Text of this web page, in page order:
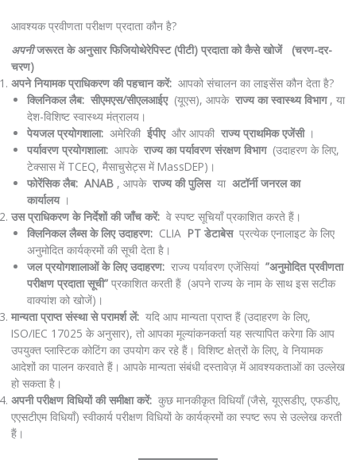
आवश्यक प्रवीणता परीक्षण प्रदाता कौन है?
अपनीजरूरत के अनुसार फिजियोथेरेपिस्ट (पीटी) प्रदाता को कैसे खोजें (चरण-दर-
चरण)
अपने नियामक प्राधिकरण की पहचान करें:आपको संचालन का लाइसेंस कौन देता है?
क्लिनिकल लैब: सीएमएस/सीएलआईए(यूएस), आपकेराज्य का स्वास्थ्य विभाग, या
देश-विशिष्ट स्वास्थ्य मंत्रालय।
पेयजल प्रयोगशाला: अमेरिकीईपीएऔर आपकीराज्य प्राथमिक एजेंसी।
पर्यावरण प्रयोगशाला: आपकेराज्य का पर्यावरण संरक्षण विभाग(उदाहरण के लिए,
टेक्सास में TCEQ, मैसाचुसेट्स में MassDEP)।
फोरेंसिक लैब: ANAB , आपकेराज्य की पुलिसयाअटॉर्नी जनरल का
कार्यालय।
उस प्राधिकरण के निर्देशों की जाँच करें:वे स्पष्ट सूचियाँ प्रकाशित करते हैं।
क्लिनिकल लैब्स के लिए उदाहरण: CLIA PT डेटाबेसप्रत्येक एनालाइट के लिए
अनुमोदित कार्यक्रमों की सूची देता है।
जल प्रयोगशालाओं के लिए उदाहरण: राज्य पर्यावरण एजेंसियां​​”अनुमोदित प्रवीणता
परीक्षण प्रदाता सूची” प्रकाशित करती हैं (अपने राज्य के नाम के साथ इस सटीक
वाक्यांश को खोजें)।
मान्यता प्राप्त संस्था से परामर्श लें:यदि आप मान्यता प्राप्त हैं (उदाहरण के लिए,
ISO/IEC 17025 के अनुसार), तो आपका मूल्यांकनकर्ता यह सत्यापित करेगा कि आप
उपयुक्त प्लास्टिक कोटिंग का उपयोग कर रहे हैं। विशिष्ट क्षेत्रों के लिए, वे नियामक
आदेशों का पालन करवाते हैं। आपके मान्यता संबंधी दस्तावेज़ में आवश्यकताओं का उल्लेख
हो सकता है।
अपनी परीक्षण विधियों की समीक्षा करें:कुछ मानकीकृत विधियाँ (जैसे, यूएसडीए, एफडीए,
एएसटीएम विधियाँ) स्वीकार्य परीक्षण विधियों के कार्यक्रमों का स्पष्ट रूप से उल्लेख करती
हैं।